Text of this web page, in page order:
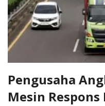
Pengusaha
Mesin